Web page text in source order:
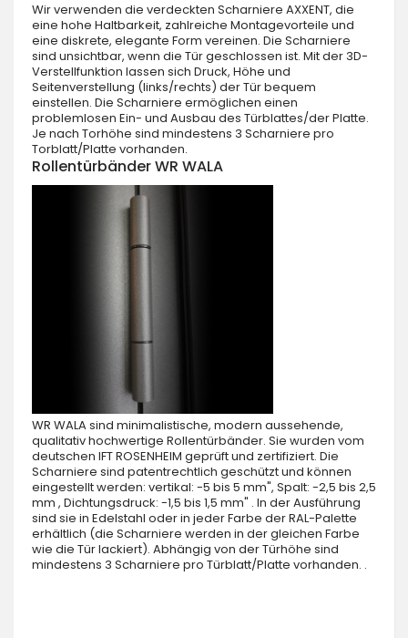
Wir verwenden die verdeckten Scharniere AXXENT, die
eine hohe Haltbarkeit, zahlreiche Montagevorteile und
eine diskrete, elegante Form vereinen. Die Scharniere
sind unsichtbar, wenn die Tür geschlossen ist. Mit der 3D-
Verstellfunktion lassen sich Druck, Höhe und
Seitenverstellung (links/rechts) der Tür bequem
einstellen. Die Scharniere ermöglichen einen
problemlosen Ein- und Ausbau des Türblattes/der Platte.
Je nach Torhöhe sind mindestens 3 Scharniere pro
Torblatt/Platte vorhanden.
Rollentürbänder WR WALA
WR WALA sind minimalistische, modern aussehende,
qualitativ hochwertige Rollentürbänder. Sie wurden vom
deutschen IFT ROSENHEIM geprüft und zertifiziert. Die
Scharniere sind patentrechtlich geschützt und können
eingestellt werden: vertikal: -5 bis 5 mm", Spalt: -2,5 bis 2,5
mm , Dichtungsdruck: -1,5 bis 1,5 mm" . In der Ausführung
sind sie in Edelstahl oder in jeder Farbe der RAL-Palette
erhältlich (die Scharniere werden in der gleichen Farbe
wie die Tür lackiert). Abhängig von der Türhöhe sind
mindestens 3 Scharniere pro Türblatt/Platte vorhanden. .